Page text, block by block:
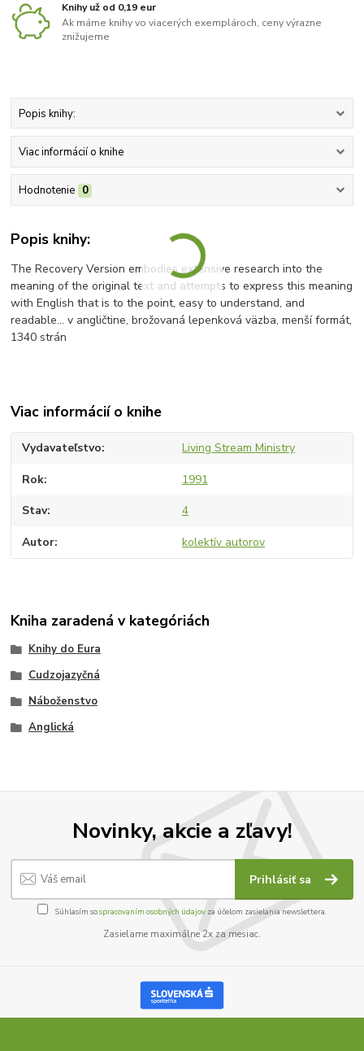
Knihy už od 0,19 eur
Ak máme knihy vo viacerých exemplároch, ceny výrazne
znižujeme
Popis knihy:
Viac informácií o knihe
Hodnotenie 0
Popis knihy:
The Recovery Version embodies extensive research into the
meaning of the original text and attempts to express this meaning
with English that is to the point, easy to understand, and
readable... v angličtine, brožovaná lepenková väzba, menší formát,
1340 strán
Viac informácií o knihe
Vydavateľstvo Living Stream Ministry
Rok 1991
Stav 4
Autor kolektív autorov
Kniha zaradená v kategóriách
Knihy do Eura
Cudzojazyčná
Náboženstvo
Anglická
Novinky, akcie a zľavy!
Prihlásiť sa
Súhlasím sospracovaním osobných údajov za účelom zasielania newslettera.
Zasielame maximálne 2x za mesiac.